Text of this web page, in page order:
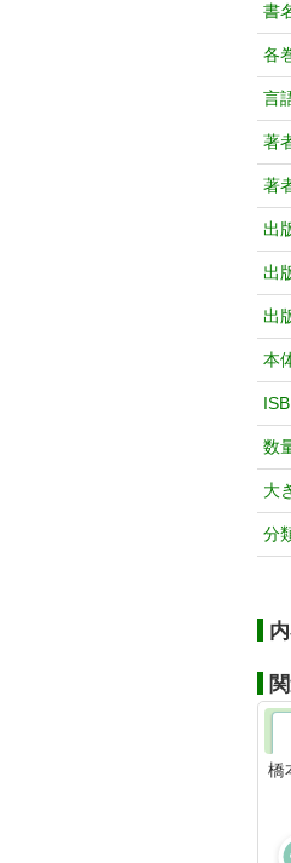
書
各
言
著
著
出
出
出
本
数
大
分
橋